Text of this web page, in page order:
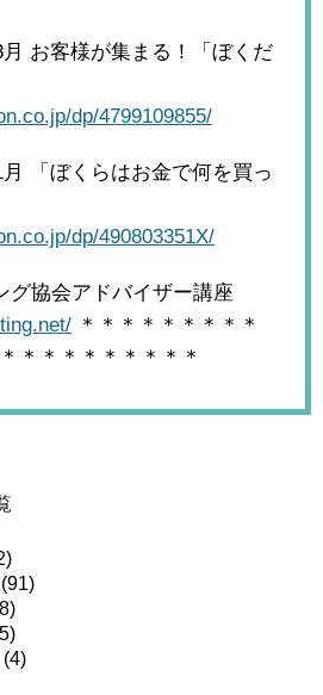
お客様が集まる！「ぼくだ
dp/4799109855/
「ぼくらはお金で何を買っ
dp/490803351X/
グ協会アドバイザー講座
＊＊＊＊＊＊＊＊＊
＊＊＊＊＊＊＊＊＊
(91)
(4)